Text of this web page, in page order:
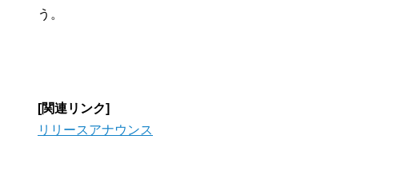
う。
[関連リンク]
リリースアナウンス